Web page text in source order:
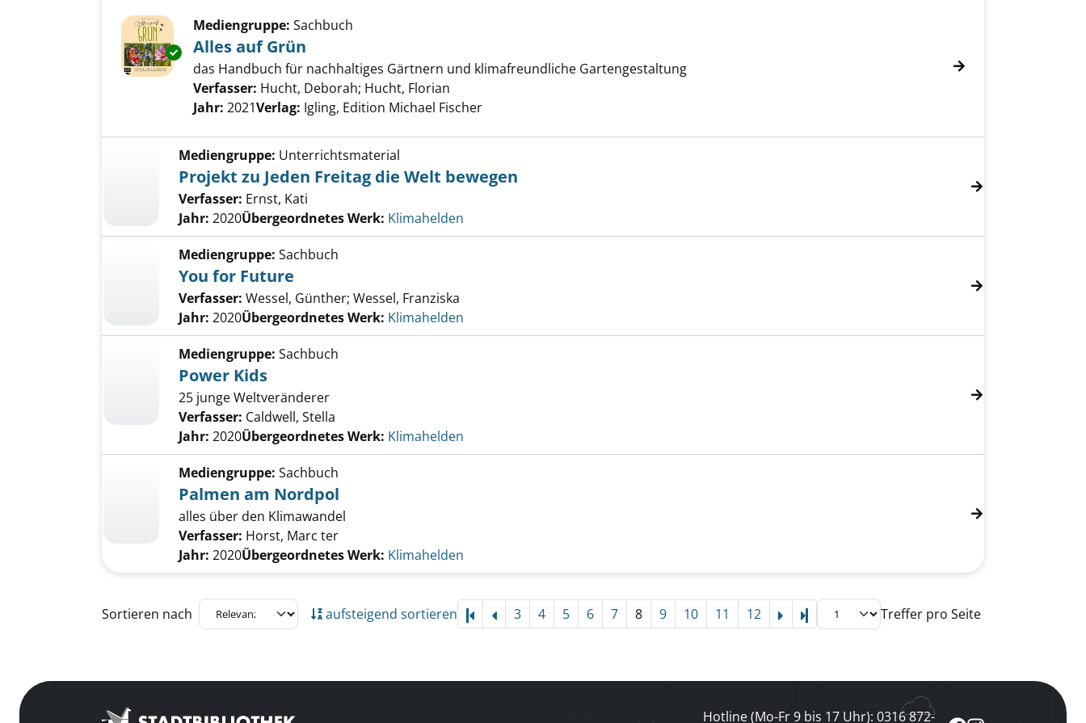
Exemplar-Details von Alles auf Grün anzeigen
Mediengruppe: Sachbuch
Alles auf Grün
das Handbuch für nachhaltiges Gärtnern und klimafreundliche Gartengestaltung
Verfasser: Hucht, Deborah; Hucht, Florian
Jahr: 2021Verlag: Igling, Edition Michael Fischer
Mediengruppe: Unterrichtsmaterial
Projekt zu Jeden Freitag die Welt bewegen
Verfasser: Ernst, Kati
Jahr: 2020Übergeordnetes Werk: Klimahelden
Mediengruppe: Sachbuch
You for Future
Verfasser: Wessel, Günther; Wessel, Franziska
Jahr: 2020Übergeordnetes Werk: Klimahelden
Mediengruppe: Sachbuch
Power Kids
25 junge Weltveränderer
Verfasser: Caldwell, Stella
Jahr: 2020Übergeordnetes Werk: Klimahelden
Mediengruppe: Sachbuch
Palmen am Nordpol
alles über den Klimawandel
Verfasser: Horst, Marc ter
Jahr: 2020Übergeordnetes Werk: Klimahelden
Zu den Suchfiltern springen
Sortieren nach aufsteigend sortieren 3 4 5 6 7 8 9 10 11 12 Letzte SeiteTreffer pro Seite
Hotline (Mo-Fr 9 bis 17 Uhr): 0316 872-